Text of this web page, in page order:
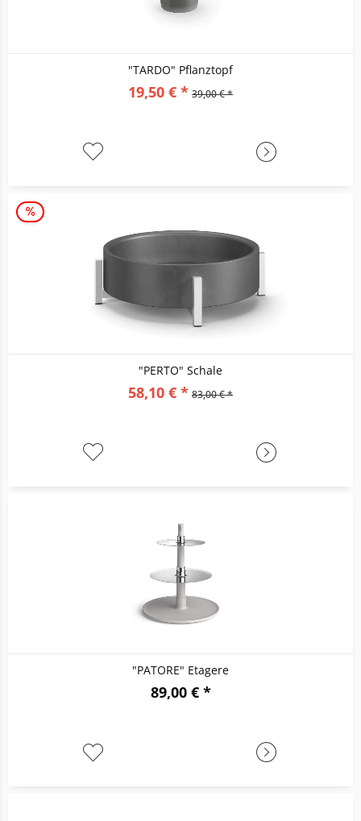
"TARDO" Pflanztopf
19,50 € * 39,00 € *
"PERTO" Schale
58,10 € * 83,00 € *
"PATORE" Etagere
89,00 € *